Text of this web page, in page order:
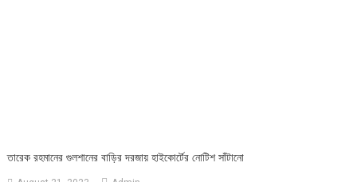
তারেক রহমানের গুলশানের বাড়ির দরজায় হাইকোর্টের নোটিশ সাঁটানো